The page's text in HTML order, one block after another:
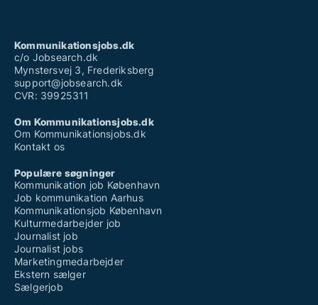
Kommunikationsjobs.dk
c/o Jobsearch.dk
Mynstersvej 3, Frederiksberg
support@jobsearch.dk
CVR: 39925311
Om Kommunikationsjobs.dk
Om Kommunikationsjobs.dk
Kontakt os
Populære søgninger
Kommunikation job København
Job kommunikation Aarhus
Kommunikationsjob København
Kulturmedarbejder job
Journalist job
Journalist jobs
Marketingmedarbejder
Ekstern sælger
Sælgerjob